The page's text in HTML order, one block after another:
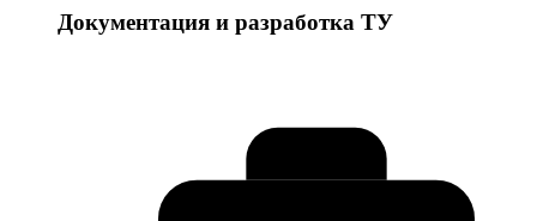
Документация и разработка ТУ